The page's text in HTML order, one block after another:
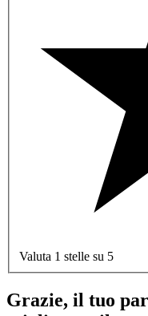
Valuta 1 stelle su 5
Grazie, il tuo